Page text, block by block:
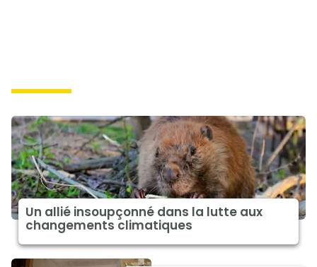
Un allié insoupçonné dans la lutte aux
changements climatiques